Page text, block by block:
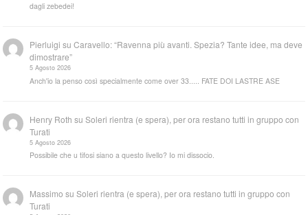
dagli zebedei!
Pierluigi suCaravello: “Ravenna più avanti. Spezia? Tante idee, ma deve
dimostrare”
5 Agosto 2026
Anch'io la penso così specialmente come over 33..... FATE DOI LASTRE ASE
Henry Roth suSoleri rientra (e spera), per ora restano tutti in gruppo con
Turati
5 Agosto 2026
Possibile che u tifosi siano a questo livello? Io mi dissocio.
Massimo suSoleri rientra (e spera), per ora restano tutti in gruppo con
Turati